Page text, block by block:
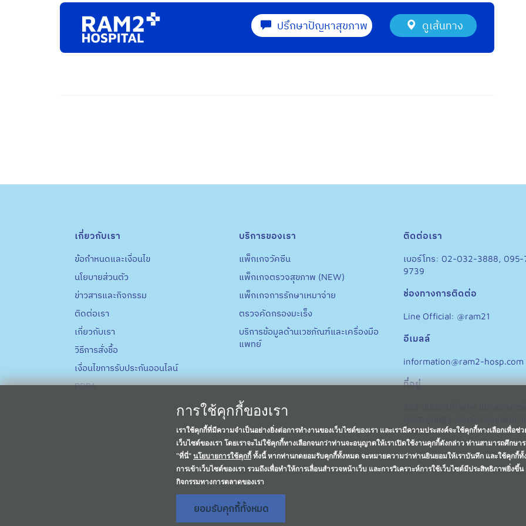
ปรึกษาปัญหาสุขภาพ ดูเส้นทาง
เกี่ยวกับเรา
ข้อกำหนดและเงื่อนไข
นโยบายส่วนตัว
ข่าวสารและกิจกรรม
ติดต่อเรา
เกี่ยวกับเรา
วิธีการสั่งชื้อ
เงื่อนไขการรับประกันออนไลน์
PDPA
บริการของเรา
แพ็กเกจวัคซีน
แพ็กเกจตรวจสุขภาพ (NEW)
แพ็กเกจการรักษาเหมาจ่าย
ตรวจคัดกรองมะเร็ง
บริการข้อมูลด้านเวชภัณฑ์และเครื่องมือ
แพทย์
ติดต่อเรา
เบอร์โทร: 02-032-3888, 095-
9739
ช่องทางการติดต่อ
Line Official: @ram21
อีเมลล์
information@ram2-hosp.com
ที่อยู่
10240
การใช้คุกกี้ของเรา
เราใช้คุกกี้ที่มีความจำเป็นอย่างยิ่งต่อการทำงานของเว็บไซต์ของเรา และเรามีความประสงค์จะใช้คุกกี้ทางเลือกเพื่อช่
เว็บไซต์ของเรา โดยเราจะไม่ใช้คุกกี้ทางเลือกจนกว่าท่านจะอนุญาตให้เราเปิดใช้งานคุกกี้ดังกล่าว ท่านสามารถศึกษา
"ที่นี่"นโยบายการใช้คุกกี้ทั้งนี้ หากท่านกดยอมรับคุกกี้ทั้งหมด จะหมายความว่าท่านยินยอมให้เราบันทึก และใช้คุกกี้
การเข้าเว็บไซต์ของเรา รวมถึงเพื่อทำให้การเลื่อนสำรวจหน้าเว็บ และการวิเคราะห์การใช้เว็บไซต์มีประสิทธิภาพยิ่งขึ้
กิจกรรมทางการตลาดของเรา
ยอมรับคุกกี้ทั้งหมด